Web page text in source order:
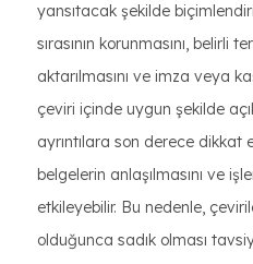
yansıtacak şekilde
sırasının korunmasını, belirli
aktarılmasını ve imza veya
çeviri içinde uygun şekilde
ayrıntılara son derece
belgelerin anlaşılmasını ve
etkileyebilir. Bu nedenle,
olduğunca sadık olması